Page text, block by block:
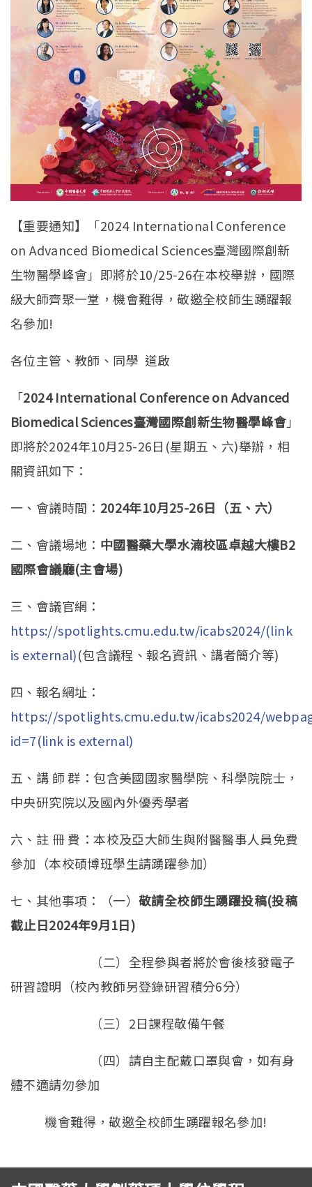
【重要通知】「2024 International Conference
on Advanced Biomedical Sciences臺灣國際創新
生物醫學峰會」即將於10/25-26在本校舉辦，國際
級大師齊聚一堂，機會難得，敬邀全校師生踴躍報
名參加!
各位主管、教師、同學 道啟
「2024 International Conference on Advanced
Biomedical Sciences臺灣國際創新生物醫學峰會」
即將於2024年10月25-26日(星期五、六)舉辦，相
關資訊如下：
一、會議時間： 2024年10月25-26日（五、六）
二、會議場地： 中國醫藥大學水湳校區卓越大樓B2
國際會議廳(主會場)
三、會議官網：
https://spotlights.cmu.edu.tw/icabs2024/(link
is external)(包含議程、報名資訊、講者簡介等)
四、報名網址：
https://spotlights.cmu.edu.tw/icabs2024/
id=7(link is external)
五、講 師 群：包含美國國家醫學院、科學院院士，
中央研究院以及國內外優秀學者
六、註 冊 費：本校及亞大師生與附醫醫事人員免費
參加（本校碩博班學生請踴躍參加）
七、其他事項：（一） 敬請全校師生踴躍投稿(投稿
截止日2024年9月1日)
（二）全程參與者將於會後核發電子
研習證明（校內教師另登錄研習積分6分）
（三）2日課程敬備午餐
（四）請自主配戴口罩與會，如有身
體不適請勿參加
機會難得，敬邀全校師生踴躍報名參加!